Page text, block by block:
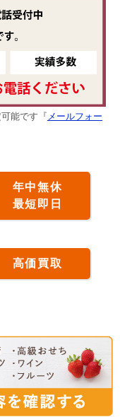
能です『 メールフォー
年中無休
最短即日
高価買取